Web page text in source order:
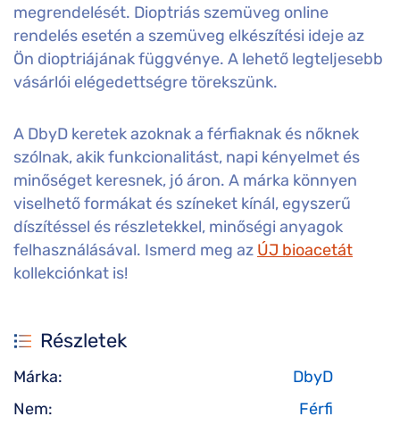
megrendelését. Dioptriás szemüveg online
rendelés esetén a szemüveg elkészítési ideje az
Ön dioptriájának függvénye. A lehető legteljesebb
vásárlói elégedettségre törekszünk.
A DbyD keretek azoknak a férfiaknak és nőknek
szólnak, akik funkcionalitást, napi kényelmet és
minőséget keresnek, jó áron. A márka könnyen
viselhető formákat és színeket kínál, egyszerű
díszítéssel és részletekkel, minőségi anyagok
felhasználásával. Ismerd meg az ÚJ bioacetát
kollekciónkat is!
Részletek
Márka:
DbyD
Nem:
Férfi